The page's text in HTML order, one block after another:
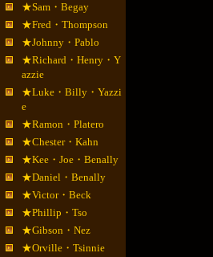
★Sam・Begay
★Fred・Thompson
★Johnny・Pablo
★Richard・Henry・Y
azzie
★Luke・Billy・Yazzi
e
★Ramon・Platero
★Chester・Kahn
★Kee・Joe・Benally
★Daniel・Benally
★Victor・Beck
★Phillip・Tso
★Gibson・Nez
★Orville・Tsinnie